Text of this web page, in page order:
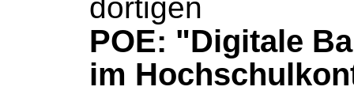
dortigen
POE: "Digitale
im